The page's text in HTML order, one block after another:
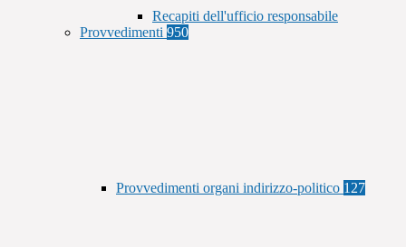
Recapiti dell'ufficio responsabile
Provvedimenti 950
Provvedimenti organi indirizzo-politico 127